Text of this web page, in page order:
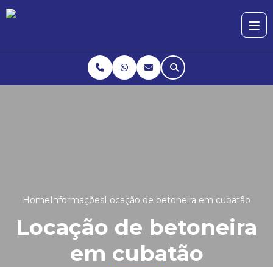
HomeInformaçõesLocação de betoneira em cubatão
Locação de betoneira
em cubatão